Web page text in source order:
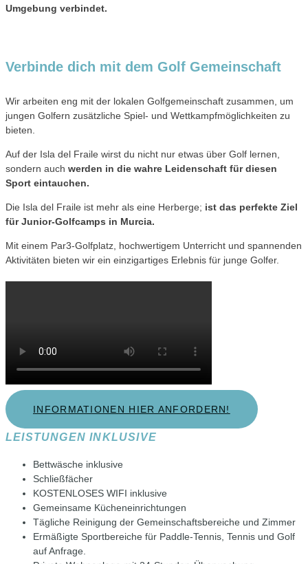
Umgebung verbindet.
Verbinde dich mit dem Golf Gemeinschaft
Wir arbeiten eng mit der lokalen Golfgemeinschaft zusammen, um
jungen Golfern zusätzliche Spiel- und Wettkampfmöglichkeiten zu
bieten.
Auf der Isla del Fraile wirst du nicht nur etwas über Golf lernen,
sondern auch werden in die wahre Leidenschaft für diesen
Sport eintauchen.
Die Isla del Fraile ist mehr als eine Herberge; ist das perfekte Ziel
für Junior-Golfcamps in Murcia.
Mit einem Par3-Golfplatz, hochwertigem Unterricht und spannenden
Aktivitäten bieten wir ein einzigartiges Erlebnis für junge Golfer.
INFORMATIONEN HIER ANFORDERN!
LEISTUNGEN INKLUSIVE
Bettwäsche inklusive
Schließfächer
KOSTENLOSES WIFI inklusive
Gemeinsame Kücheneinrichtungen
Tägliche Reinigung der Gemeinschaftsbereiche und Zimmer
Ermäßigte Sportbereiche für Paddle-Tennis, Tennis und Golf
auf Anfrage.